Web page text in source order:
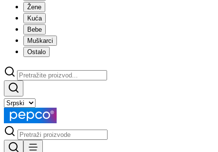
Žene
Kuća
Bebe
Muškarci
Ostalo